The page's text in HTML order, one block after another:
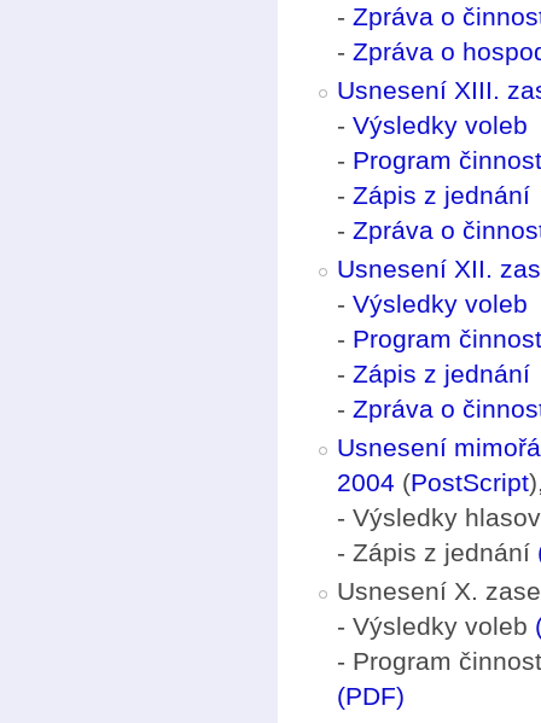
-Zpráva o
-Zpráva o
Usnesení XIII.
-Výsledky voleb
- Program
-Zápis z jednání
-Zpráva o
Usnesení XII.
-Výsledky voleb
- Program
-Zápis z jednání
-Zpráva o
Usnesení
2004 (PostScript
- Výsledky
- Zápis z jednání
Usnesení X.
- Výsledky voleb
- Program
(PDF)